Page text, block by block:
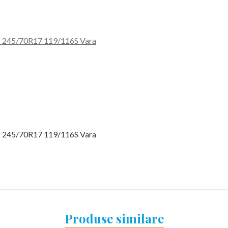
70R17 119/116S Vara
70R17 119/116S Vara
Produse similare